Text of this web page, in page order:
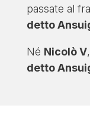
passate al
detto
Né Nicolò V
detto